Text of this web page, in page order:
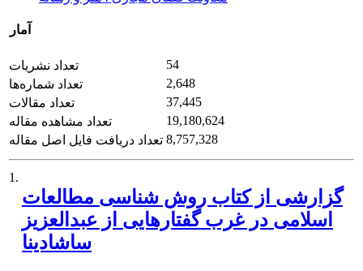
آمار
تعداد نشریات
54
تعداد شماره‌ها
2,648
تعداد مقالات
37,445
تعداد مشاهده مقاله
19,180,624
تعداد دریافت فایل اصل مقاله 8,757,328
1.
گزارشی از کتاب روش شناسی مطالعات
اسلامی در غرب گفتارهایی از عبدالعزیز
ساشادینا